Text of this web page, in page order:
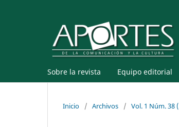
Sobre la revista Equipo editorial
Inicio / Archivos / Vol. 1 Núm. 38